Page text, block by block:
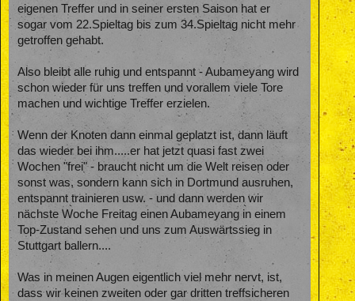
eigenen Treffer und in seiner ersten Saison hat er
sogar vom 22.Spieltag bis zum 34.Spieltag nicht mehr
getroffen gehabt.
Also bleibt alle ruhig und entspannt - Aubameyang wird
schon wieder für uns treffen und vorallem viele Tore
machen und wichtige Treffer erzielen.
Wenn der Knoten dann einmal geplatzt ist, dann läuft
das wieder bei ihm.....er hat jetzt quasi fast zwei
Wochen "frei" - braucht nicht um die Welt reisen oder
sonst was, sondern kann sich in Dortmund ausruhen,
entspannt trainieren usw. - und dann werden wir
nächste Woche Freitag einen Aubameyang in einem
Top-Zustand sehen und uns zum Auswärtssieg in
Stuttgart ballern....
Was in meinen Augen eigentlich viel mehr nervt, ist,
dass wir keinen zweiten oder gar dritten treffsicheren